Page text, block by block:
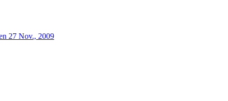
27 Nov., 2009